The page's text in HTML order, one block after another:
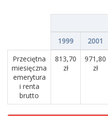
1999
2001
Przeciętna
miesięczna
emerytura
i renta
brutto
813,70
zł
971,80
zł